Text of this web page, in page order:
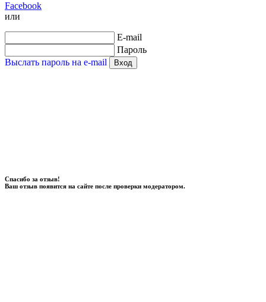
Facebook
или
E-mail
Пароль
Выслать пароль на e-mail
Вход
Спасибо за отзыв!
Ваш отзыв появится на сайте после проверки модератором.